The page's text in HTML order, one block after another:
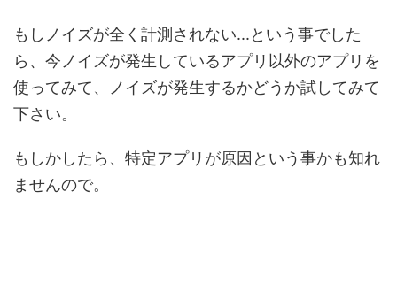
もしノイズが全く計測されない...という事でした
ら、今ノイズが発生しているアプリ以外のアプリを
使ってみて、ノイズが発生するかどうか試してみて
下さい。
もしかしたら、特定アプリが原因という事かも知れ
ませんので。